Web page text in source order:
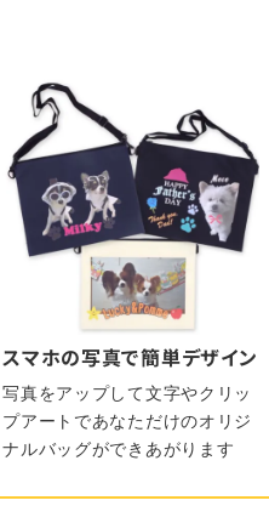
スマホの写真で簡単デザイン
写真をアップして文字やクリッ
プアートであなただけのオリジ
ナルバッグができあがります